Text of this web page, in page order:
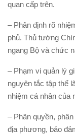
quan cấp trên.
– Phân định rõ
phủ. Thủ tướng
ngang Bộ và chức
– Phạm vi quản lý
nguyên tắc tập thể
nhiệm cá nhân của
– Phân quyền,
địa phương, bảo